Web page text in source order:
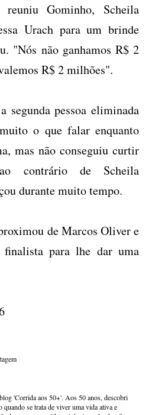
Gominho, Scheila
Urach para um brinde
"Nós não ganhamos R$ 2
R$ 2 milhões".
segunda pessoa eliminada
o que falar enquanto
mas não conseguiu curtir
contrário de Scheila
durante muito tempo.
de Marcos Oliver e
finalista para lhe dar uma
'Corrida aos 50+'. Aos 50 anos, descobri
quando se trata de viver uma vida ativa e